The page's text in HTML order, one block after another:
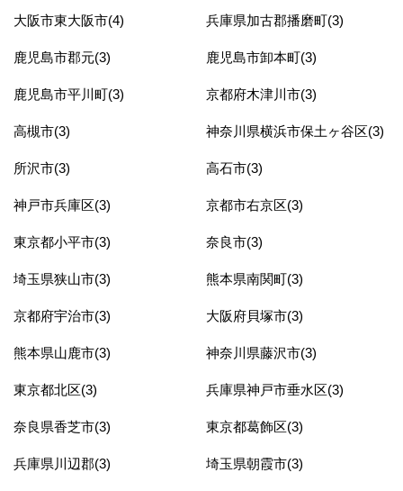
大阪市東大阪市(4) 兵庫県加古郡播磨町(3)
鹿児島市郡元(3) 鹿児島市卸本町(3)
鹿児島市平川町(3) 京都府木津川市(3)
高槻市(3) 神奈川県横浜市保土ヶ谷区(3)
所沢市(3) 高石市(3)
神戸市兵庫区(3) 京都市右京区(3)
東京都小平市(3) 奈良市(3)
埼玉県狭山市(3) 熊本県南関町(3)
京都府宇治市(3) 大阪府貝塚市(3)
熊本県山鹿市(3) 神奈川県藤沢市(3)
東京都北区(3) 兵庫県神戸市垂水区(3)
奈良県香芝市(3) 東京都葛飾区(3)
兵庫県川辺郡(3) 埼玉県朝霞市(3)